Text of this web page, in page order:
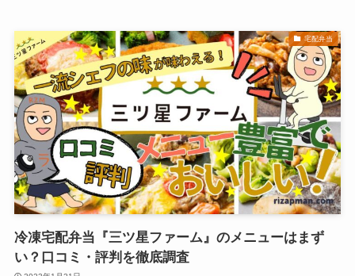
宅配弁当
冷凍宅配弁当『三ツ星ファーム』のメニューはまず
い？口コミ・評判を徹底調査